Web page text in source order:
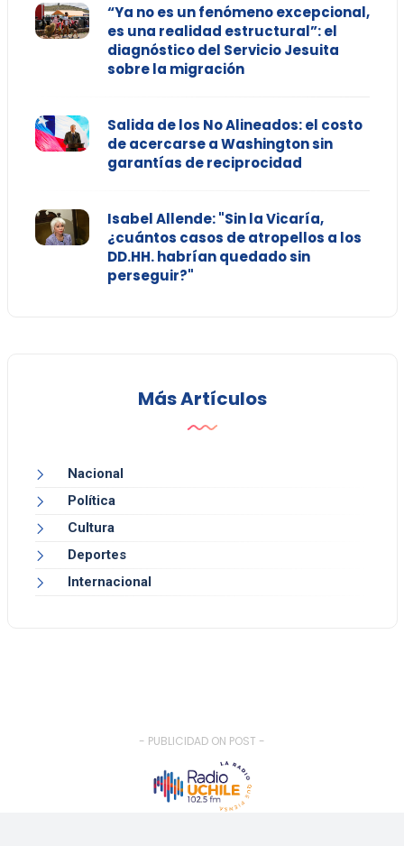
“Ya no es un fenómeno excepcional,
es una realidad estructural”: el
diagnóstico del Servicio Jesuita
sobre la migración
Salida de los No Alineados: el costo
de acercarse a Washington sin
garantías de reciprocidad
Isabel Allende: "Sin la Vicaría,
¿cuántos casos de atropellos a los
DD.HH. habrían quedado sin
perseguir?"
Más Artículos
Nacional
Política
Cultura
Deportes
Internacional
- PUBLICIDAD ON POST -